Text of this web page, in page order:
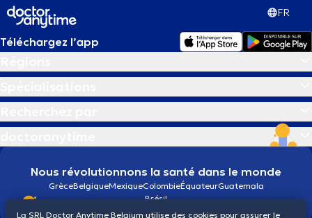
FR
Téléchargez l’app
Nous révolutionnons la santé dans le monde
GrèceBelgiqueMexiqueColombieÉquateurGuatemala
Brésil
La SRL Doctor Anytime Belgium utilise des cookies pour assurer le